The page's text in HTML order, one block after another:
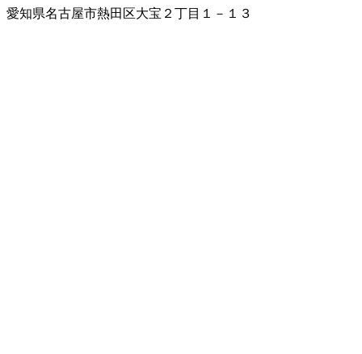
愛知県名古屋市熱田区大宝２丁目１－１３